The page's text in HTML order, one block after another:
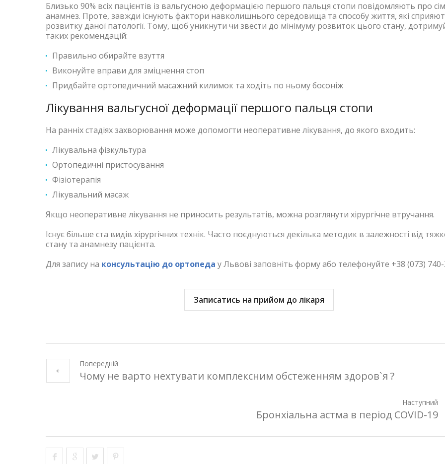
Близько 90% всіх пацієнтів із вальгусною деформацією першого пальця стопи повідомляють про
анамнез. Проте, завжди існують фактори навколишнього середовища та способу життя, які
розвитку даної патології. Тому, щоб уникнути чи звести до мінімуму розвиток цього стану,
таких рекомендацій:
Правильно обирайте взуття
Виконуйте вправи для зміцнення стоп
Придбайте ортопедичний масажний килимок та ходіть по ньому босоніж
Лікування вальгусної деформації першого пальця стопи
На ранніх стадіях захворювання може допомогти неоперативне лікування, до якого входить:
Лікувальна фізкультура
Ортопедичні пристосування
Фізіотерапія
Лікувальний масаж
Якщо неоперативне лікування не приносить результатів, можна розглянути хірургічне втручання.
Існує більше ста видів хірургічних технік. Часто поєднуються декілька методик в залежності від
стану та анамнезу пацієнта.
Для запису на консультацію до ортопеда у Львові заповніть форму або телефонуйте +38 (073)
Записатись на прийом до лікаря
Попередній
Чому не варто нехтувати комплексним обстеженням здоров`я ?
Наступний
Бронхіальна астма в період COVID-19